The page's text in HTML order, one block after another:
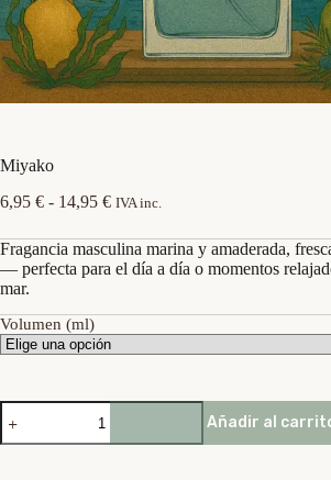
Miyako
6,95 € - 14,95 €Rango
precios:
desde
6,95 €
14,95 €
IVA inc.
Fragancia masculina marina y amaderada,
— perfecta para el día a día o momentos
mar.
Volumen (ml)
Miyako
cantidad
Añadir al